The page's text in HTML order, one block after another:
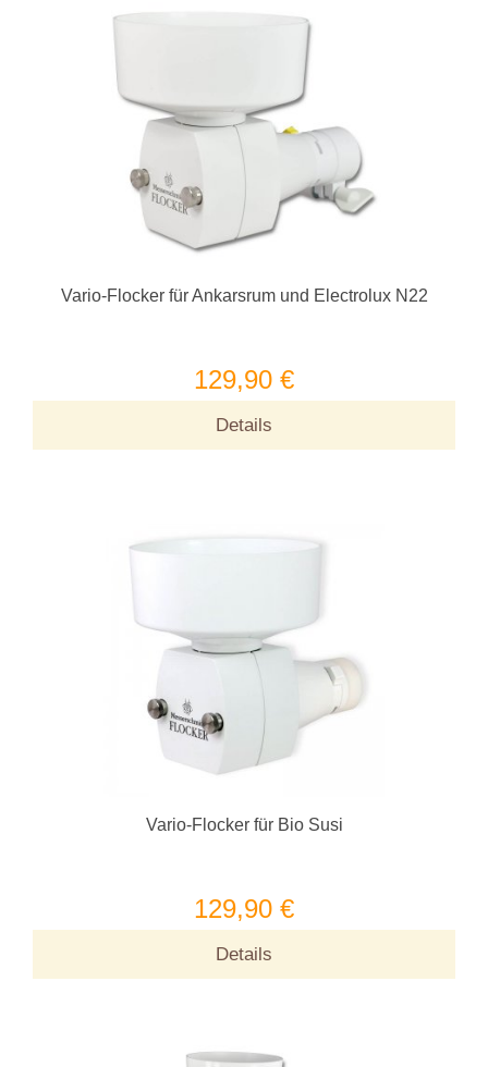
Vario-Flocker für Ankarsrum und Electrolux N22
129,90 €
Details
Vario-Flocker für Bio Susi
129,90 €
Details